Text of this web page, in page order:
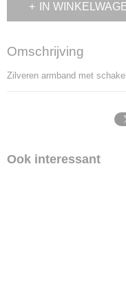
IN
Omschrijving
Zilveren armband met
Ook interessant